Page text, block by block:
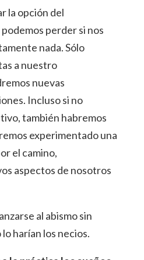
la opción del
perder si nos
nada. Sólo
a nuestro
nuevas
Incluso si no
también habremos
experimentado una
el camino,
aspectos de nosotros
al abismo sin
lo harían los necios.